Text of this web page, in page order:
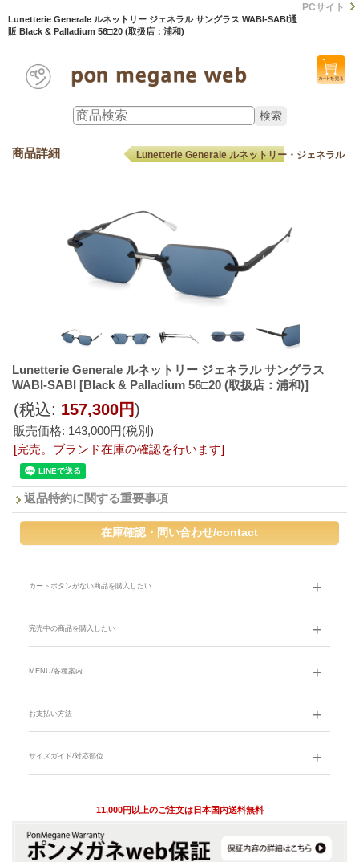
Lunetterie Generale ルネットリー ジェネラル サングラス WABI-SABI通
販 Black & Palladium 56□20 (取扱店：浦和)
PCサイト
商品詳細 Lunetterie Generale ルネットリー・ジェネラル
Lunetterie Generale ルネットリー ジェネラル サングラス
WABI-SABI [Black & Palladium 56□20 (取扱店：浦和)]
販売価格: 143,000円(税別)
(税込: 157,300円)
[完売。ブランド在庫の確認を行います]
返品特約に関する重要事項
カートボタンがない商品を購入したい
完売中の商品を購入したい
MENU/各種案内
お支払い方法
サイズガイド/対応部位
11,000円以上のご注文は日本国内送料無料